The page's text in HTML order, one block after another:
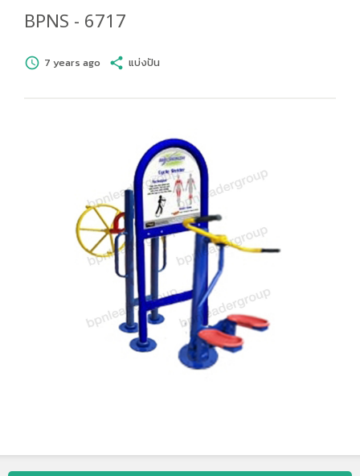
BPNS - 6717
schedule 7 years ago share แบ่งปัน